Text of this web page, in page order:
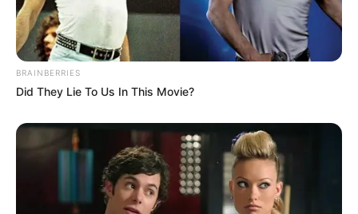
Essa linda mesinha feita com pneus é mais um
BRAINBERRIES
Did They Lie To Us In This Movie?